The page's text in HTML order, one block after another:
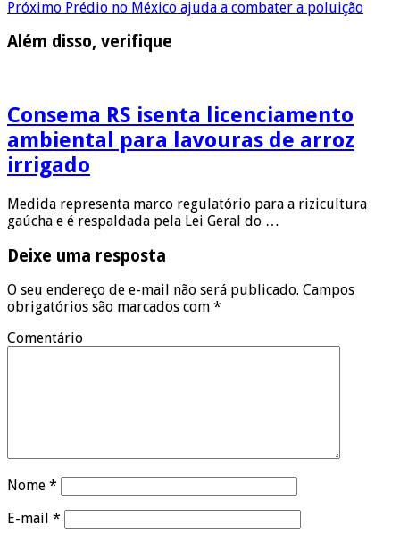
Próximo Prédio no México ajuda a combater a poluição
Além disso, verifique
Consema RS isenta licenciamento
ambiental para lavouras de arroz
irrigado
Medida representa marco regulatório para a rizicultura
gaúcha e é respaldada pela Lei Geral do …
Deixe uma resposta
O seu endereço de e-mail não será publicado. Campos
obrigatórios são marcados com *
Comentário
Nome *
E-mail *